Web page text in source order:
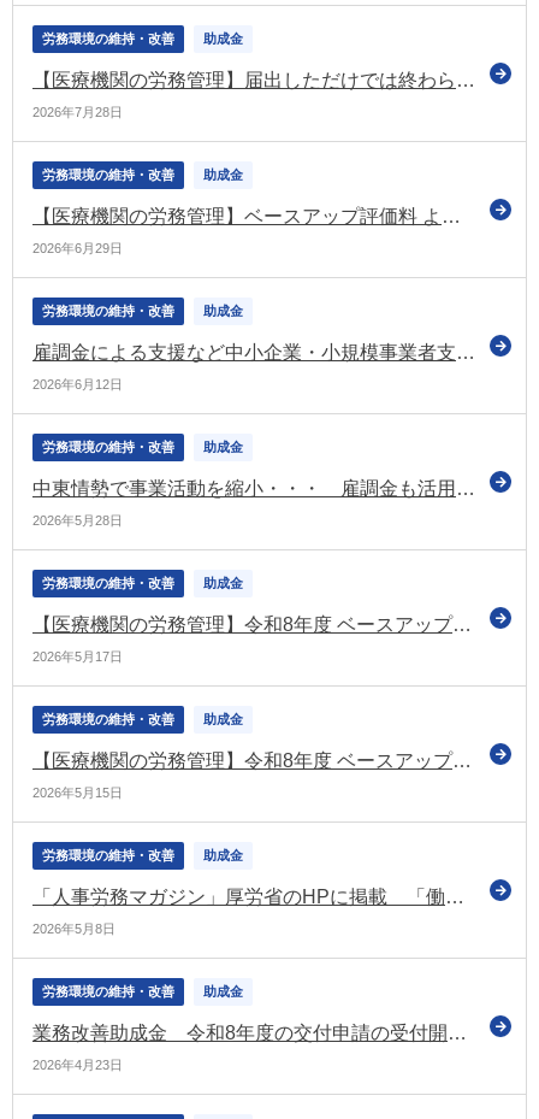
労務環境の維持・改善 助成金
【医療機関の労務管理】届出しただけでは終わらない！ ベースアップ評価料「中間報告」と「実績報告」で押さえておきたいポイント
2026年7月28日
労務環境の維持・改善 助成金
【医療機関の労務管理】ベースアップ評価料 よくある質問Q&A ～届出後に迷いやすいポイント整理～
2026年6月29日
労務環境の維持・改善 助成金
雇調金による支援など中小企業・小規模事業者支援に万全を期すように 総理が指示（中東情勢に関する関係閣僚会議）
2026年6月12日
労務環境の維持・改善 助成金
中東情勢で事業活動を縮小・・・ 雇調金も活用できます（厚労省がリーフレットを公表）
2026年5月28日
労務環境の維持・改善 助成金
【医療機関の労務管理】令和8年度 ベースアップ評価料の実務完全ガイド【第2回】有床診療所・病院対応と「基本給等」「月額賃金」の実務整理
2026年5月17日
労務環境の維持・改善 助成金
【医療機関の労務管理】令和8年度 ベースアップ評価料の実務完全ガイド【第1回】まずはここまで！無床診療所の届出と様式整理
2026年5月15日
労務環境の維持・改善 助成金
「人事労務マガジン」厚労省のHPに掲載 「働き方改革推進支援助成金」の受付案内などの情報を掲載
2026年5月8日
労務環境の維持・改善 助成金
業務改善助成金 令和8年度の交付申請の受付開始日は令和８年９月１日から（厚労省）
2026年4月23日